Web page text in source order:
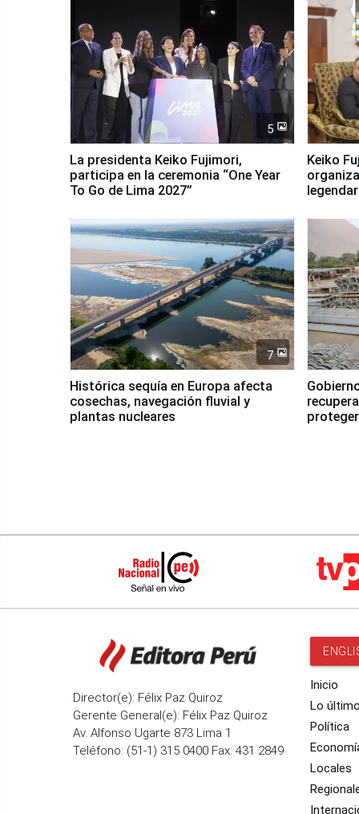
5
La presidenta Keiko Fujimori,
participa en la ceremonia “One Year
To Go de Lima 2027”
Keiko
7
Histórica sequía en Europa afecta
cosechas, navegación fluvial y
plantas nucleares
Director(e): Félix Paz Quiroz
Gerente General(e): Félix Paz Quiroz
Av. Alfonso Ugarte 873 Lima 1
Teléfono: (51-1) 315 0400 Fax: 431 2849
Inicio
Lo último
Política
Locales